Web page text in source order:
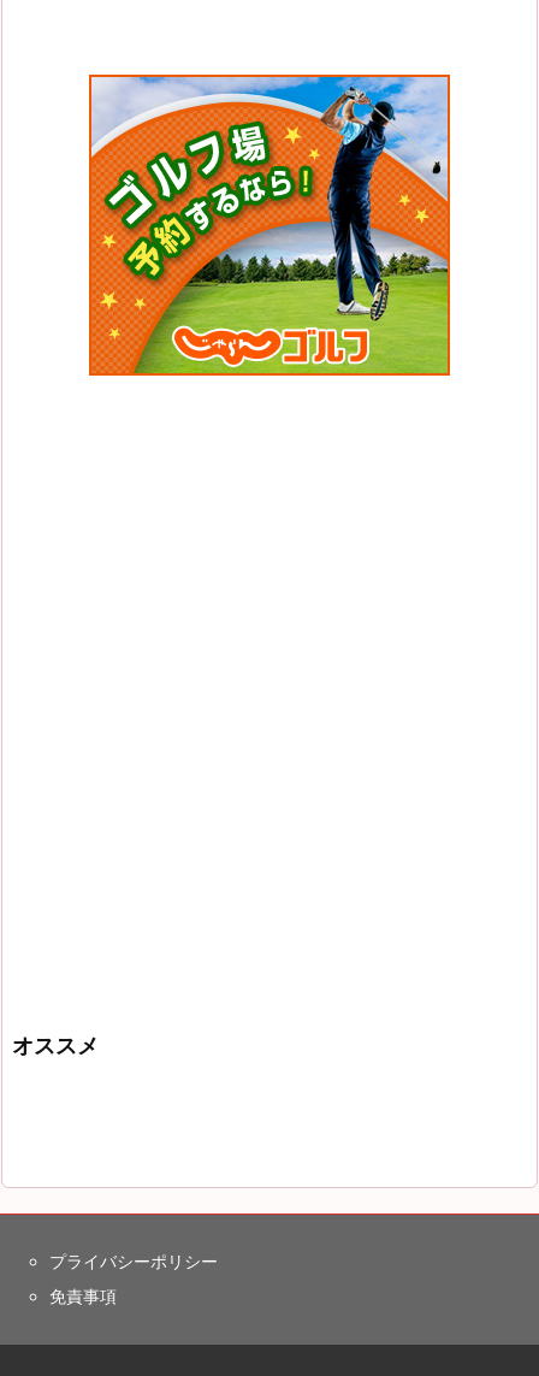
オススメ
プライバシーポリシー
免責事項